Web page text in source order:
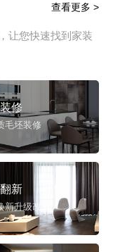
让您快速找到家装
查看更多 >
修
毛坯装修
翻新
新升级改造